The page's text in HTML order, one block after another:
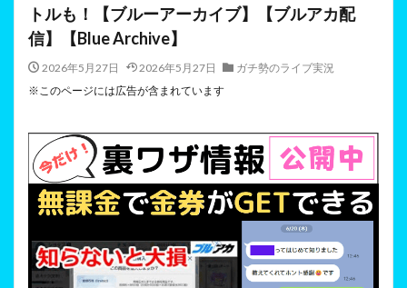
トルも！【ブルーアーカイブ】【ブルアカ配
信】【Blue Archive】
2026年5月27日 2026年5月27日
ガチ勢のライブ実況
※このページには広告が含まれています